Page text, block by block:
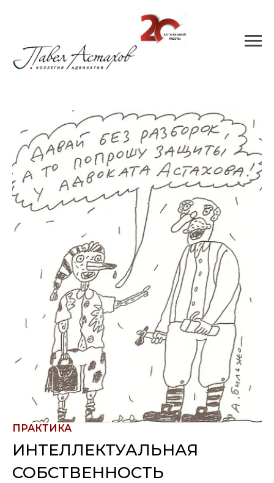
ПРАКТИКА
ИНТЕЛЛЕКТУАЛЬНАЯ
СОБСТВЕННОСТЬ